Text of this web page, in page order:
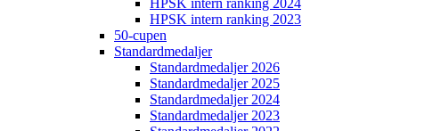
HPSK intern ranking 2023
50-cupen
Standardmedaljer
Standardmedaljer 2026
Standardmedaljer 2025
Standardmedaljer 2024
Standardmedaljer 2023